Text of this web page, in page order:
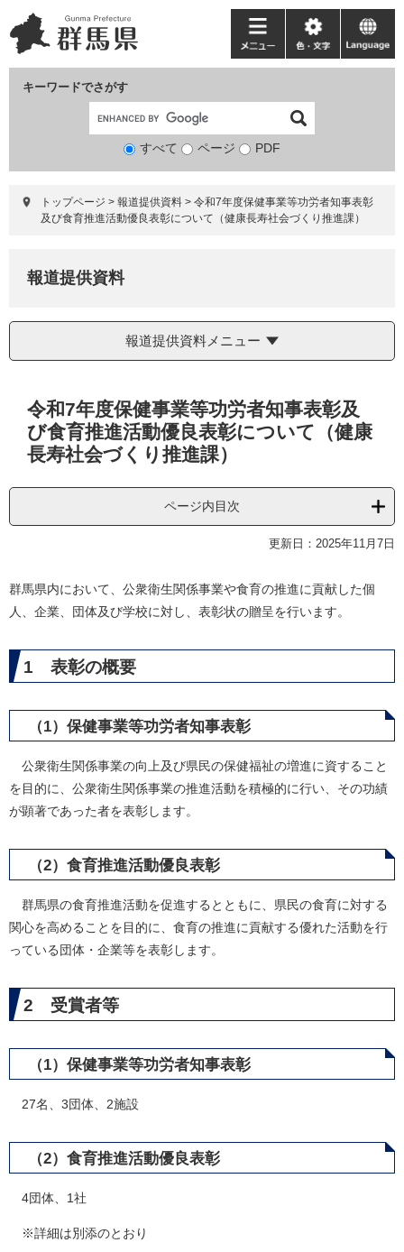
ー
ジ
ニ
ュ
て
キーワードでさがす
検
象
すべて ページ PDF
メ
ニ
ー
色・
文
language
トップページ > 報道提供資料 > 令和7年度保健事業等功労者知事表彰
及び食育推進活動優良表彰について（健康長寿社会づくり推進課）
報道提供資料
報道提供資料メニュー
令和7年度保健事業等功労者知事表彰及
び食育推進活動優良表彰について（健康
長寿社会づくり推進課）
ページ内目次
更新日：2025年11月7日
群馬県内において、公衆衛生関係事業や食育の推進に貢献した個
人、企業、団体及び学校に対し、表彰状の贈呈を行います。
1 表彰の概要
（1）保健事業等功労者知事表彰
公衆衛生関係事業の向上及び県民の保健福祉の増進に資すること
を目的に、公衆衛生関係事業の推進活動を積極的に行い、その功績
が顕著であった者を表彰します。
（2）食育推進活動優良表彰
群馬県の食育推進活動を促進するとともに、県民の食育に対する
関心を高めることを目的に、食育の推進に貢献する優れた活動を行
っている団体・企業等を表彰します。
2 受賞者等
（1）保健事業等功労者知事表彰
27名、3団体、2施設
（2）食育推進活動優良表彰
4団体、1社
※詳細は別添のとおり